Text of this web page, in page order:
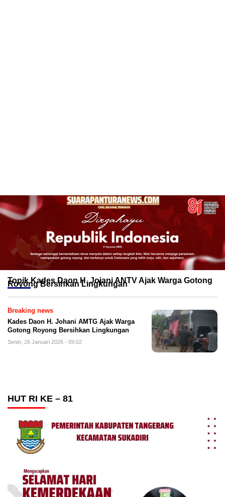
TopikKades Daon H. Jojani ANTV Ajak Warga Gotong
Royong Bersihkan Lingkungan
Breaking news
Kades Daon H. Johani AMTG Ajak Warga
Gotong Royong Bersihkan Lingkungan
Senin, 26 Januari 2026 - 09:02
HUT RI KE – 81